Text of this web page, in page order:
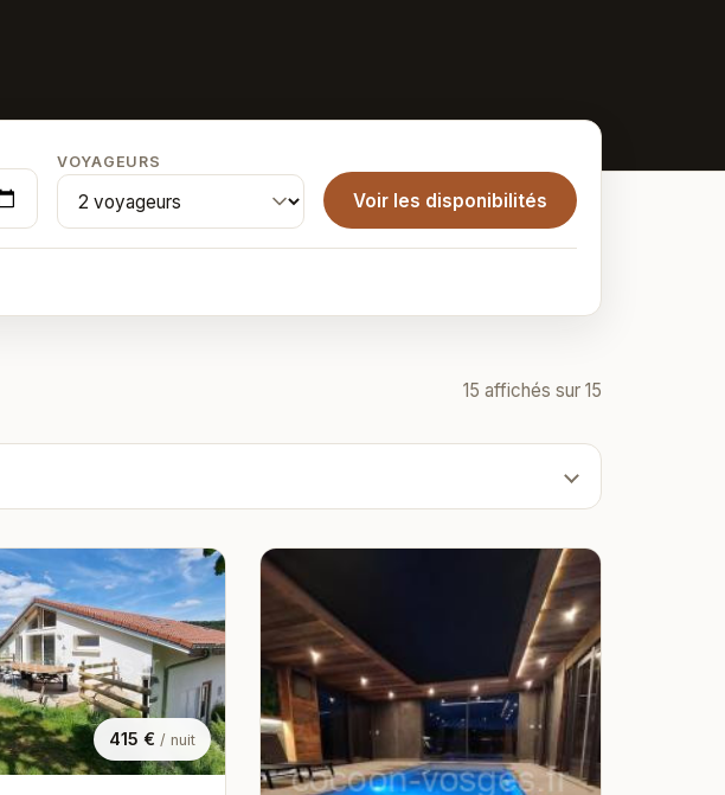
VOYAGEURS
Voir les disponibilités
15 affichés sur 15
415 €/ nuit